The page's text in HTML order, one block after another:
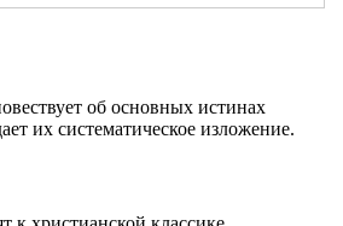
об основных истинах
их систематическое изложение.